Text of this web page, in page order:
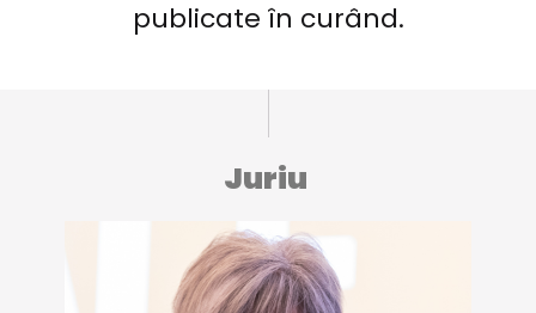
publicate în curând.
Juriu